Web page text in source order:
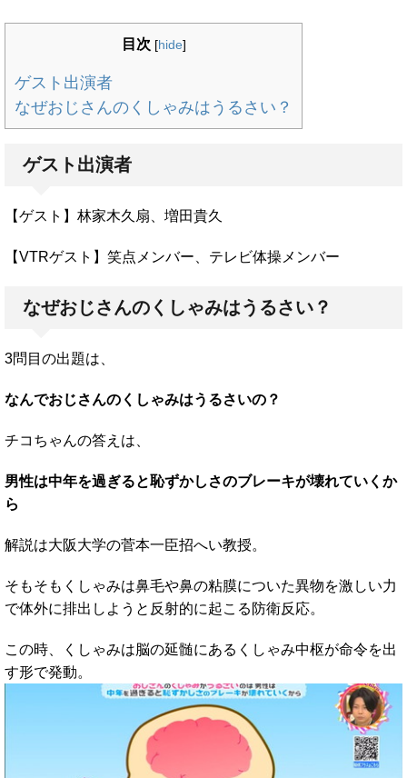
目次 [hide]
ゲスト出演者
なぜおじさんのくしゃみはうるさい？
ゲスト出演者
【ゲスト】林家木久扇、増田貴久
【VTRゲスト】笑点メンバー、テレビ体操メンバー
なぜおじさんのくしゃみはうるさい？
3問目の出題は、
なんでおじさんのくしゃみはうるさいの？
チコちゃんの答えは、
男性は中年を過ぎると恥ずかしさのブレーキが壊れていくか
ら
解説は大阪大学の菅本一臣招へい教授。
そもそもくしゃみは鼻毛や鼻の粘膜についた異物を激しい力
で体外に排出しようと反射的に起こる防衛反応。
この時、くしゃみは脳の延髄にあるくしゃみ中枢が命令を出
す形で発動。